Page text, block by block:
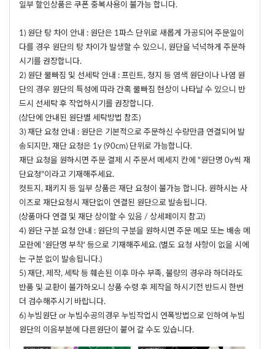
일부 할인상품은 쿠폰 중복사용이 불가능 합니다.
1) 원단 탕 차이 안내 : 원단은 1파스 단위로 새롭게 가공되어 주문일이
다를 경우 원단의 탕 차이가 발생할 수 있으니, 원단을 넉넉하게 주문하
시기를 권장합니다.
2) 원단 물빠짐 및 선세탁 안내 : 프린트, 청지 등 염색 원단이나 나염 원
단의 경우 원단의 특성에 따라 간혹 물빠짐 현상이 나타날 수 있으니 반
드시 선세탁 후 작업하시기를 권장합니다.
(상단에 안내된 원단별 세탁방법 참조)
3) 재단 요청 안내 : 원단은 기본적으로 주문하신 수량만큼 연결되어 발
송되지만, 재단 요청은 1y (90cm) 단위로 가능합니다.
재단 요청을 원하시면 주문 결제 시 주문서 메세지 칸에 "원단명 0y씩 재
단요청"이라고 기재해주세요.
컷트지, 패키지 등 일부 상품은 재단 요청이 불가능 합니다. 원하시는 사
이즈로 재단요청시 재단없이 연결된 원단으로 발송됩니다.
(상품마다 연결 및 재단 상이할 수 있음 / 상세페이지 참고)
4) 원단 구분 요청 안내 : 원단의 구분을 원하시면 주문 메모 또는 배송 메
모란에 '원단명 부착' 등으로 기재해주세요. (별도 요청 사항이 없을 시에
는 구분 없이 발송됩니다.)
5) 재단, 제작, 세탁 등 훼손된 이후 마수 부족, 불량의 경우라 하더라도
반품 및 교환이 불가하오니 상품 수령 후 제작을 하시기전 반드시 한번
더 검수해주시기 바랍니다.
6) 누빔원단 or 누빔수공의경우 누빔작업시 연폭방법으로 인하여 누빔
원단의 이음부분에 다른원단이 붙어 갈 수도 있습니다.